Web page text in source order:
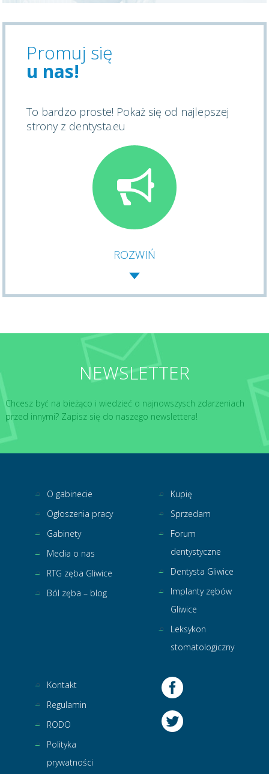
Promuj się
u nas!
To bardzo proste! Pokaż się od najlepszej
strony z dentysta.eu
ROZWIŃ
NEWSLETTER
Chcesz być na bieżąco i wiedzieć o najnowszysch zdarzeniach
przed innymi? Zapisz się do naszego newslettera!
O gabinecie
Ogłoszenia pracy
Gabinety
Media o nas
RTG zęba Gliwice
Ból zęba – blog
Kupię
Sprzedam
Forum
dentystyczne
Dentysta Gliwice
Implanty zębów
Gliwice
Leksykon
stomatologiczny
Kontakt
Regulamin
RODO
Polityka
prywatności